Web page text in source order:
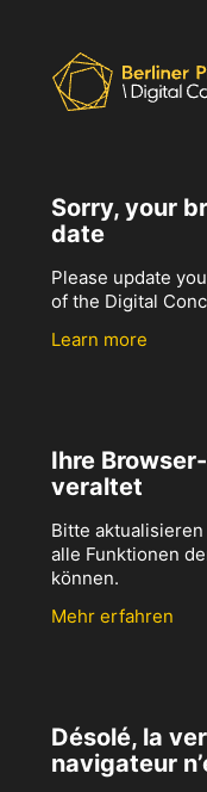
Sorry, your
date
Please update
of the Digital
Learn more
Ihre
veraltet
Bitte
alle Funktionen
können.
Mehr erfahren
Désolé, la
navigateur